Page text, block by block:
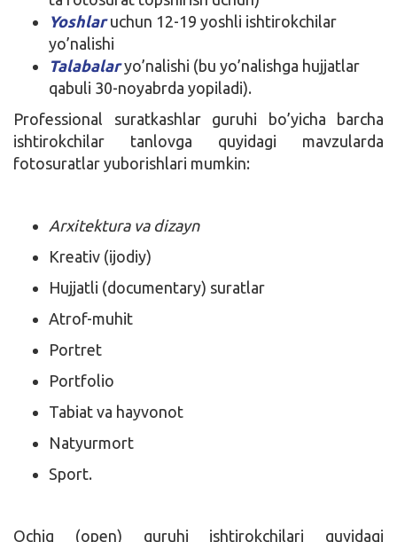
Yoshlaruchun 12-19 yoshli ishtirokchilar
yo’nalishi
Talabalaryo’nalishi (bu yo’nalishga hujjatlar
qabuli 30-noyabrda yopiladi).
Professional suratkashlar guruhi bo’yicha barcha
ishtirokchilar tanlovga quyidagi mavzularda
fotosuratlar yuborishlari mumkin:
Arxitektura va dizayn
Kreativ (ijodiy)
Hujjatli (documentary) suratlar
Atrof-muhit
Portret
Portfolio
Tabiat va hayvonot
Natyurmort
Sport.
Ochiq (open) guruhi ishtirokchilari quyidagi